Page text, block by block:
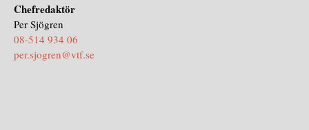
Chefredaktör
Per Sjögren
08-514 934 06
per.sjogren@vtf.se